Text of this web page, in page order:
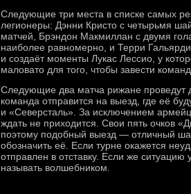
Следующие три места в списке самых
легионеры: Дэнни Кристо с четырьмя
матчей, Брэндон Макмиллан с двумя
наиболее равномерно, и Терри
и создаёт моменты Лукас Лессио, у
маловато для того, чтобы завести
Следующие два матча рижане проведут
команда отправится на выезд, где её
и «Северсталь». За исключением
ждать не приходится. Свои пять очков
поэтому подобный выезд — отличный
обозначить её. Если турне окажется
отправлен в отставку. Если же
называть волшебником.